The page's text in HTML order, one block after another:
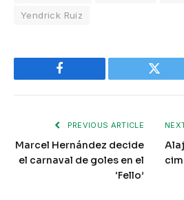
Yendrick Ruiz
Facebook
PREVIOUS ARTICLE
Marcel Hernández decide
el carnaval de goles en el
‘Fello’